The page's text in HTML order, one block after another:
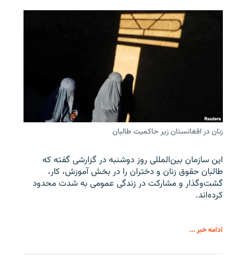
زنان در افغانستان زیر حاکمیت طالبان
این سازمان بین‌المللی روز دوشنبه در گزارشی گفته که
طالبان حقوق زنان و دختران را در بخش آموزش، کار،
گشت‌وگذار و مشارکت در زندگی عمومی به شدت محدود
کرده‌اند.
ادامه خبر ...